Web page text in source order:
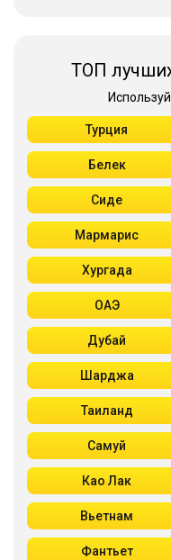
ТОП
Турция
Белек
Сиде
Мармарис
Хургада
ОАЭ
Дубай
Шарджа
Таиланд
Самуй
Као Лак
Вьетнам
Фантьет